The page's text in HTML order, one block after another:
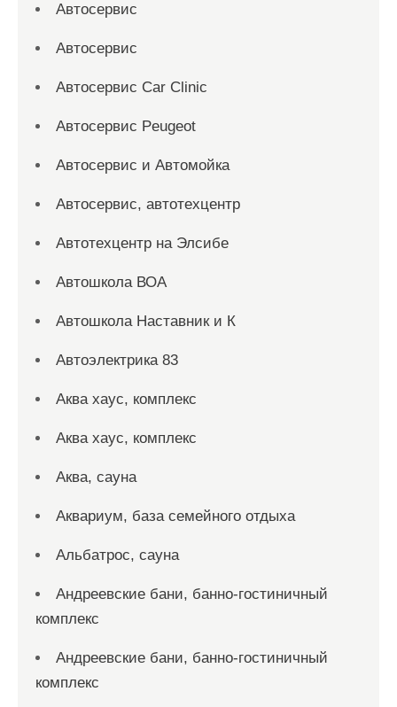
Автосервис
Автосервис
Автосервис Car Clinic
Автосервис Peugeot
Автосервис и Автомойка
Автосервис, автотехцентр
Автотехцентр на Элсибе
Автошкола ВОА
Автошкола Наставник и К
Автоэлектрика 83
Аква хаус, комплекс
Аква хаус, комплекс
Аква, сауна
Аквариум, база семейного отдыха
Альбатрос, сауна
Андреевские бани, банно-гостиничный
комплекс
Андреевские бани, банно-гостиничный
комплекс